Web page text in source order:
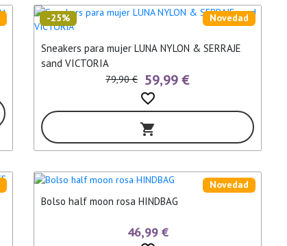
Sneakers para mujer LUNA NYLON & SERRAJE
sand VICTORIA
Novedad
-25%
79,90 € 59,99 €
favorite_border
shopping_cart
Bolso half moon rosa HINDBAG
Novedad
46,99 €